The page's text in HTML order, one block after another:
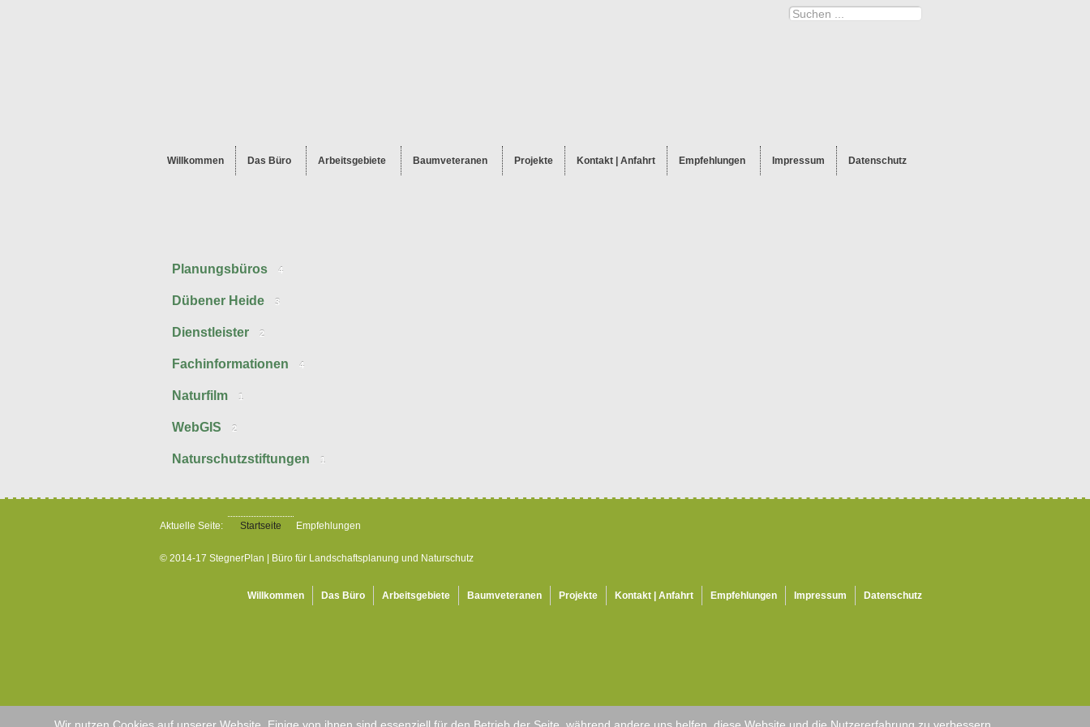
Willkommen Das Büro Arbeitsgebiete Baumveteranen Projekte Kontakt | Anfahrt Empfehlungen Impressum Datenschutz
Planungsbüros 4
Dübener Heide 3
Dienstleister 2
Fachinformationen 4
Naturfilm 1
WebGIS 2
Naturschutzstiftungen 1
Aktuelle Seite: Startseite Empfehlungen
© 2014-17 StegnerPlan | Büro für Landschaftsplanung und Naturschutz
Willkommen Das Büro Arbeitsgebiete Baumveteranen Projekte Kontakt | Anfahrt Empfehlungen Impressum Datenschutz